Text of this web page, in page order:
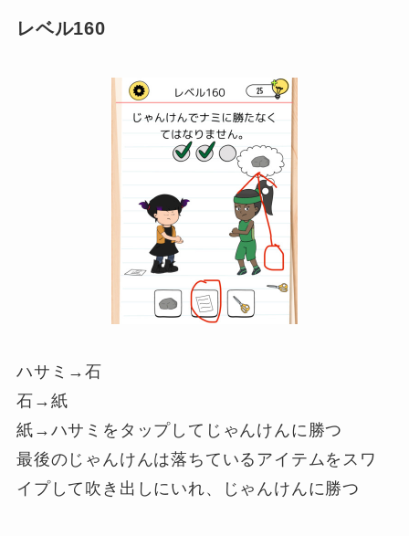
レベル160
ハサミ→石
石→紙
紙→ハサミをタップしてじゃんけんに勝つ
最後のじゃんけんは落ちているアイテムをスワ
イプして吹き出しにいれ、じゃんけんに勝つ